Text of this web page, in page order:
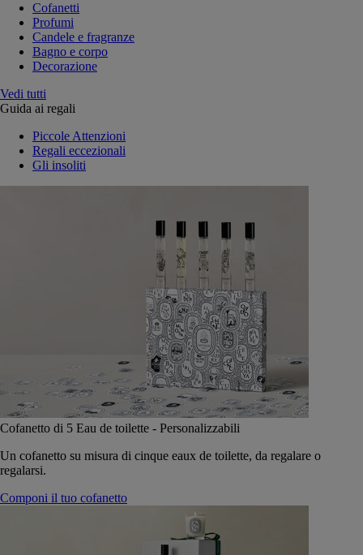
Cofanetti
Profumi
Candele e fragranze
Bagno e corpo
Decorazione
Vedi tutti
Guida ai regali
Piccole Attenzioni
Regali eccezionali
Gli insoliti
Cofanetto di 5 Eau de toilette - Personalizzabili
Un cofanetto su misura di cinque eaux de toilette, da regalare o
regalarsi.
Componi il tuo cofanetto